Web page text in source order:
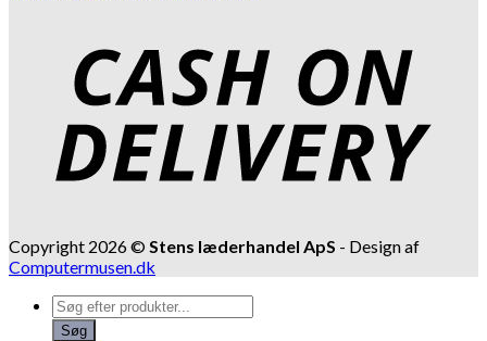
Copyright 2026 © Stens læderhandel ApS - Design af
Computermusen.dk
Products
search
Søg